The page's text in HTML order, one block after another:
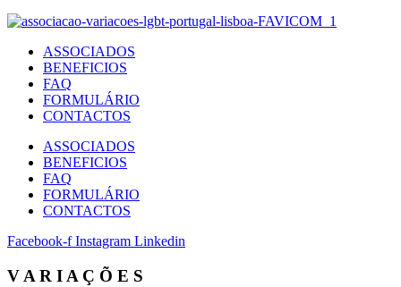
ASSOCIADOS
BENEFICIOS
FAQ
FORMULÁRIO
CONTACTOS
ASSOCIADOS
BENEFICIOS
FAQ
FORMULÁRIO
CONTACTOS
Facebook-f Instagram Linkedin
V A R I A Ç Õ E S